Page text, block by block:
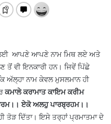
ਲਈ ਆਪਣੇ ਆਪਣੇ ਨਾਮ ਮਿਥ ਲਏ ਅਤੇ
ਤੋਂ ਵੀ ਇਨਕਾਰੀ ਹਨ। ਜਿਵੇਂ ਪਿੱਛੇ
ਅੱਲ੍ਹਾ ਨਾਮ ਕੇਵਲ ਮੁਸਲਮਾਨ ਹੀ
ਕਮਾਲੇ ਕਰਾਮਾਤ ਕਾਇਮ ਕਰੀਮ
ਏਕੋ ਅਲਹੁ ਪਾਰਬ੍ਰਹਮ।।
ਤੋੜ ਦਿੱਤਾ। ਇਸੇ ਤਰ੍ਹਾਂ ਪ੍ਰਮਾਤਮਾ ਦੇ